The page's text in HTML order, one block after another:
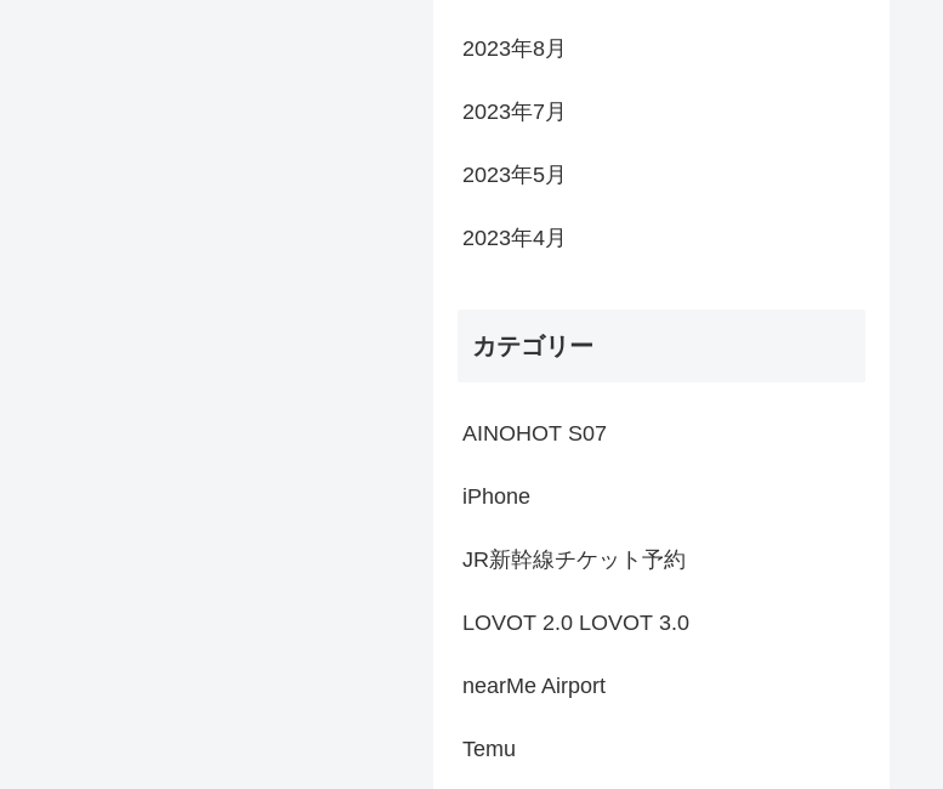
2023年8月
2023年7月
2023年5月
2023年4月
カテゴリー
AINOHOT S07
iPhone
JR新幹線チケット予約
LOVOT 2.0 LOVOT 3.0
nearMe Airport
Temu